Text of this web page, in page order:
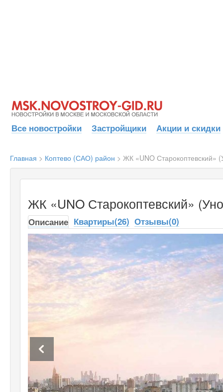
Все новостройки Застройщики Акции и скидки
Главная > Коптево (САО) район > ЖК «UNO Старокоптевский»
ЖК «UNO Старокоптевский»
Описание Квартиры(26) Отзывы(0)